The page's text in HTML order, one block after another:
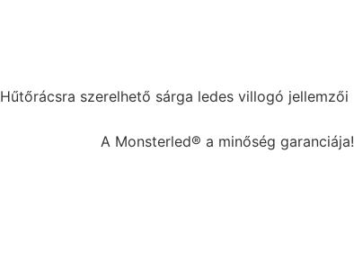
Hűtőrácsra szerelhető sárga ledes villogó jellemzői
A Monsterled® a minőség garanciája!